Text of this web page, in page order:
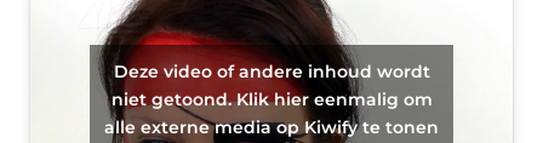
Deze video of andere inhoud wordt
niet getoond. Klik hier eenmalig om
alle externe media op Kiwify te tonen